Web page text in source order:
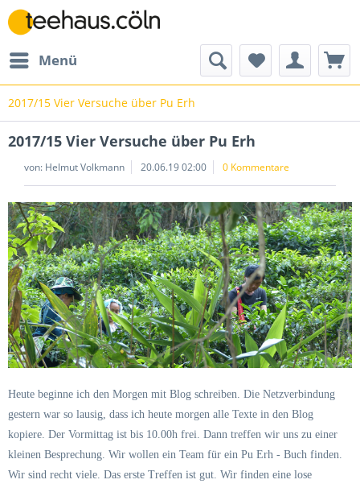
Menü
2017/15 Vier Versuche über Pu Erh
2017/15 Vier Versuche über Pu Erh
von: Helmut Volkmann 20.06.19 02:00 0 Kommentare
Heute beginne ich den Morgen mit Blog schreiben. Die Netzverbindung
gestern war so lausig, dass ich heute morgen alle Texte in den Blog
kopiere. Der Vormittag ist bis 10.00h frei. Dann treffen wir uns zu einer
kleinen Besprechung. Wir wollen ein Team für ein Pu Erh - Buch finden.
Wir sind recht viele. Das erste Treffen ist gut. Wir finden eine lose